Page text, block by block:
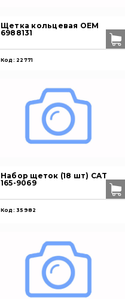
Щетка кольцевая OEM
6988131
Код: 22771
Набор щеток (18 шт) CAT
165-9069
Код: 35982